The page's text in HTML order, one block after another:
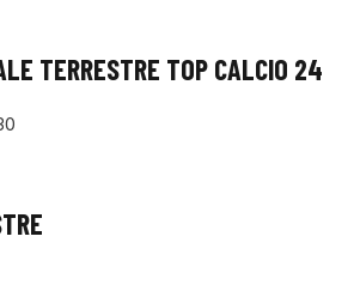
TERRESTRE TOP CALCIO 24